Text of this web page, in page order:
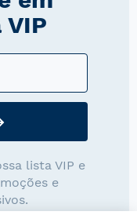
lista VIP e
e